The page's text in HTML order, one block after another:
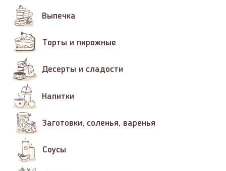
Выпечка
Торты и пирожные
Десерты и сладости
Напитки
Заготовки, соленья, варенья
Соусы